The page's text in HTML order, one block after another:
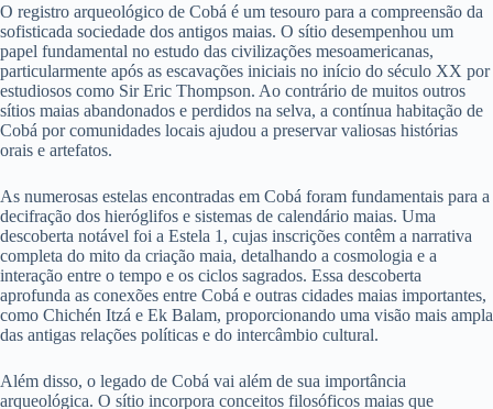
O registro arqueológico de Cobá é um tesouro para a compreensão da
sofisticada sociedade dos antigos maias. O sítio desempenhou um
papel fundamental no estudo das civilizações mesoamericanas,
particularmente após as escavações iniciais no início do século XX por
estudiosos como Sir Eric Thompson. Ao contrário de muitos outros
sítios maias abandonados e perdidos na selva, a contínua habitação de
Cobá por comunidades locais ajudou a preservar valiosas histórias
orais e artefatos.
As numerosas estelas encontradas em Cobá foram fundamentais para a
decifração dos hieróglifos e sistemas de calendário maias. Uma
descoberta notável foi a Estela 1, cujas inscrições contêm a narrativa
completa do mito da criação maia, detalhando a cosmologia e a
interação entre o tempo e os ciclos sagrados. Essa descoberta
aprofunda as conexões entre Cobá e outras cidades maias importantes,
como Chichén Itzá e Ek Balam, proporcionando uma visão mais ampla
das antigas relações políticas e do intercâmbio cultural.
Além disso, o legado de Cobá vai além de sua importância
arqueológica. O sítio incorpora conceitos filosóficos maias que